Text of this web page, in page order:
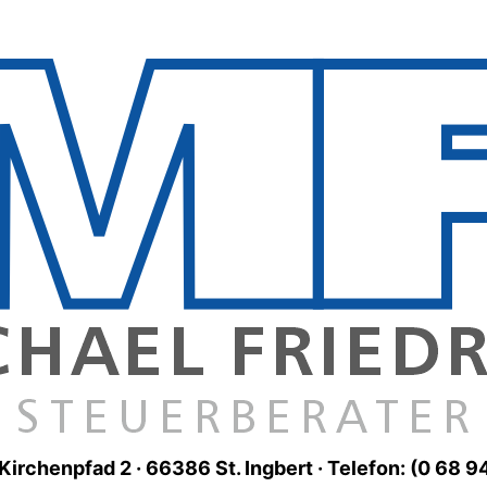
2 · 66386 St. Ingbert · Telefon: (0 68